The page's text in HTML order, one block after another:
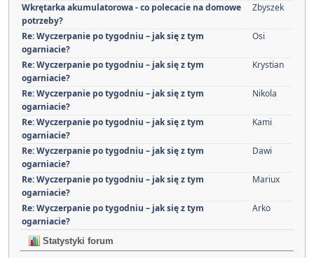
Wkrętarka akumulatorowa - co polecacie na domowe
potrzeby?
Zbyszek
Re: Wyczerpanie po tygodniu – jak się z tym
ogarniacie?
Osi
Re: Wyczerpanie po tygodniu – jak się z tym
ogarniacie?
Krystian
Re: Wyczerpanie po tygodniu – jak się z tym
ogarniacie?
Nikola
Re: Wyczerpanie po tygodniu – jak się z tym
ogarniacie?
Kami
Re: Wyczerpanie po tygodniu – jak się z tym
ogarniacie?
Dawi
Re: Wyczerpanie po tygodniu – jak się z tym
ogarniacie?
Mariux
Re: Wyczerpanie po tygodniu – jak się z tym
ogarniacie?
Arko
Statystyki forum